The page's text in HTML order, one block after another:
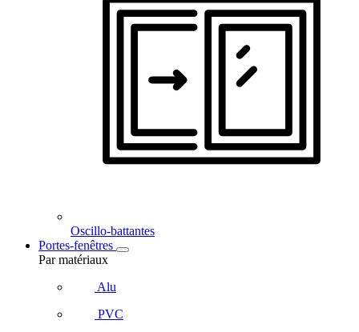
Oscillo-battantes
Portes-fenêtres
Par matériaux
Alu
PVC